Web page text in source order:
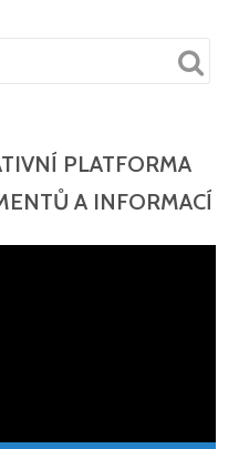
PLATFORMA
A INFORMACÍ